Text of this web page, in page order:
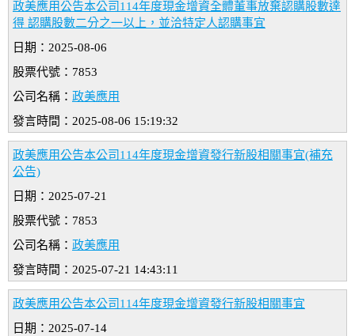
政美應用公告本公司114年度現金增資全體董事放棄認購股數達
得 認購股數二分之一以上，並洽特定人認購事宜
日期：2025-08-06
股票代號：7853
公司名稱： 政美應用
發言時間：2025-08-06 15:19:32
政美應用公告本公司114年度現金增資發行新股相關事宜(補充
公告)
日期：2025-07-21
股票代號：7853
公司名稱： 政美應用
發言時間：2025-07-21 14:43:11
政美應用公告本公司114年度現金增資發行新股相關事宜
日期：2025-07-14